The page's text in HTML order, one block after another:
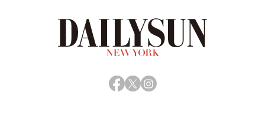
Facebook
X Instagram